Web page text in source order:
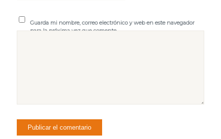
Guarda mi nombre, correo electrónico y web en este navegador
para la próxima vez que comente.